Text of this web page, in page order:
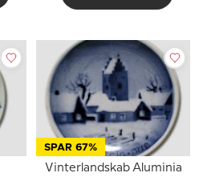
SPAR 67%
Vinterlandskab Aluminia